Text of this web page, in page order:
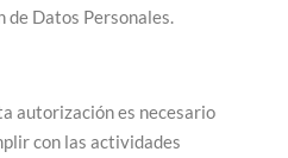
de Datos Personales.
autorización es necesario
con las actividades